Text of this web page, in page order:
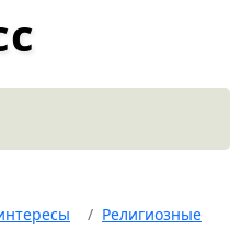
Религиозные